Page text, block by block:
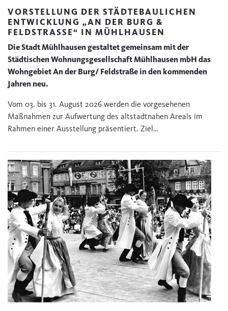
VORSTELLUNG DER STÄDTEBAULICHEN
ENTWICKLUNG „AN DER BURG &
FELDSTRASSE“ IN MÜHLHAUSEN
Die Stadt Mühlhausen gestaltet gemeinsam mit der
Städtischen Wohnungsgesellschaft Mühlhausen mbH das
Wohngebiet An der Burg/ Feldstraße in den kommenden
Jahren neu.
Vom 03. bis 31. August 2026 werden die vorgesehenen
Maßnahmen zur Aufwertung des altstadtnahen Areals im
Rahmen einer Ausstellung präsentiert. Ziel…